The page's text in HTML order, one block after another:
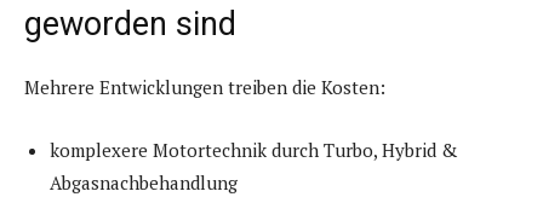
geworden sind
Mehrere Entwicklungen treiben die Kosten:
komplexere Motortechnik durch Turbo, Hybrid &
Abgasnachbehandlung